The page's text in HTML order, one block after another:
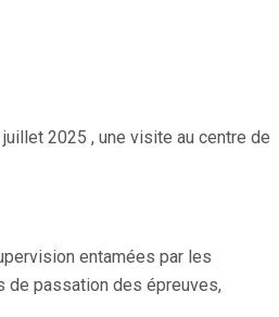
2025 , une visite au centre de
entamées par les
de passation des épreuves,